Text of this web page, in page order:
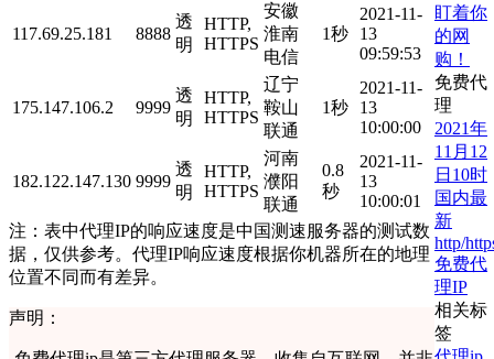
117.69.25.181 8888
透
明
HTTP,
HTTPS
安徽
淮南
电信
1秒
2021-11-
13
09:59:53
175.147.106.2 9999
透
明
HTTP,
HTTPS
辽宁
鞍山
联通
1秒
2021-11-
13
10:00:00
182.122.147.130 9999
透
明
HTTP,
HTTPS
河南
濮阳
联通
0.8
秒
2021-11-
13
10:00:01
注：表中代理IP的响应速度是中国测速服务器的测试数
据，仅供参考。代理IP响应速度根据你机器所在的地理
位置不同而有差异。
声明：
盯着你
的网
购！
免费代
理
2021年
11月12
日10时
国内最
新
http/
免费代
理IP
相关标
签